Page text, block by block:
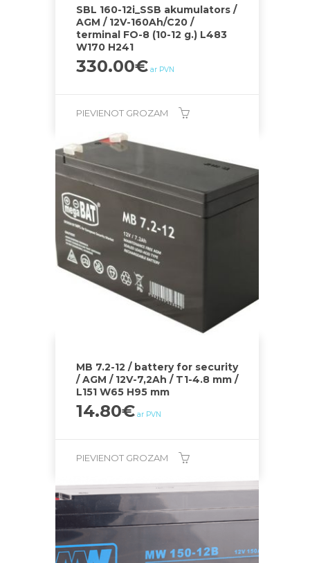
SBL 160-12i_SSB akumulators /
AGM / 12V-160Ah/C20 /
terminal FO-8 (10-12 g.) L483
W170 H241
330.00€ ar PVN
PIEVIENOT GROZAM
MB 7.2-12 / battery for security
/ AGM / 12V-7,2Ah / T1-4.8 mm /
L151 W65 H95 mm
14.80€ ar PVN
PIEVIENOT GROZAM